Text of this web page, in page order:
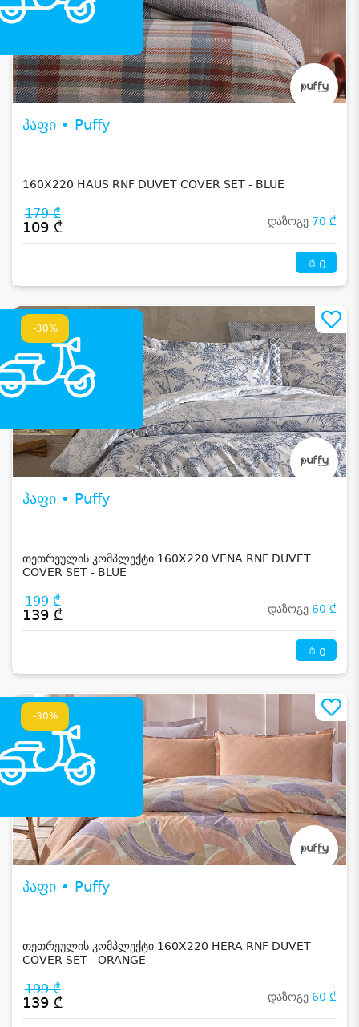
პაფი • Puffy
160X220 HAUS RNF DUVET COVER SET - BLUE
179 ₾
109 ₾ დაზოგე 70 ₾
0
-30%
პაფი • Puffy
თეთრეულის კომპლექტი 160X220 VENA RNF DUVET
COVER SET - BLUE
199 ₾
139 ₾ დაზოგე 60 ₾
0
-30%
პაფი • Puffy
თეთრეულის კომპლექტი 160X220 HERA RNF DUVET
COVER SET - ORANGE
199 ₾
139 ₾ დაზოგე 60 ₾